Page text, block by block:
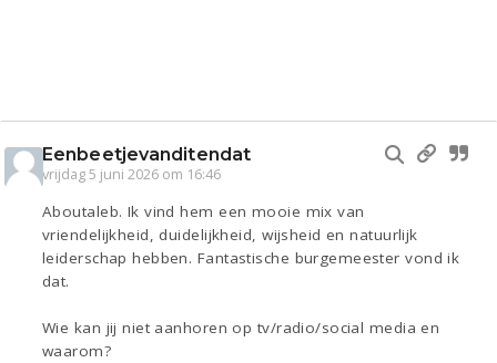
Eenbeetjevanditendat
vrijdag 5 juni 2026 om 16:46
Aboutaleb. Ik vind hem een mooie mix van
vriendelijkheid, duidelijkheid, wijsheid en natuurlijk
leiderschap hebben. Fantastische burgemeester vond ik
dat.
Wie kan jij niet aanhoren op tv/radio/social media en
waarom?